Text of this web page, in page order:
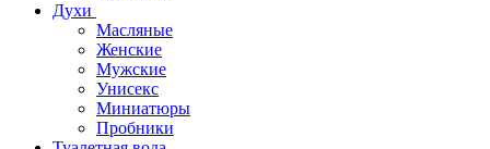
Духи
Масляные
Женские
Мужские
Унисекс
Миниатюры
Пробники